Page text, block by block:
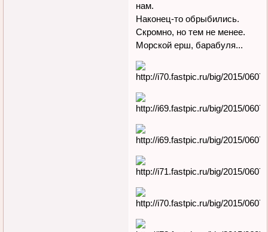
нам.
Наконец-то обрыбились.
Скромно, но тем не менее.
Морской ерш, барабуля...